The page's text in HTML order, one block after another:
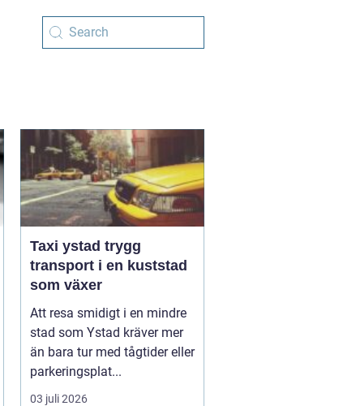
Taxi ystad trygg
transport i en kuststad
som växer
Att resa smidigt i en mindre
stad som Ystad kräver mer
än bara tur med tågtider eller
parkeringsplat...
03 juli 2026